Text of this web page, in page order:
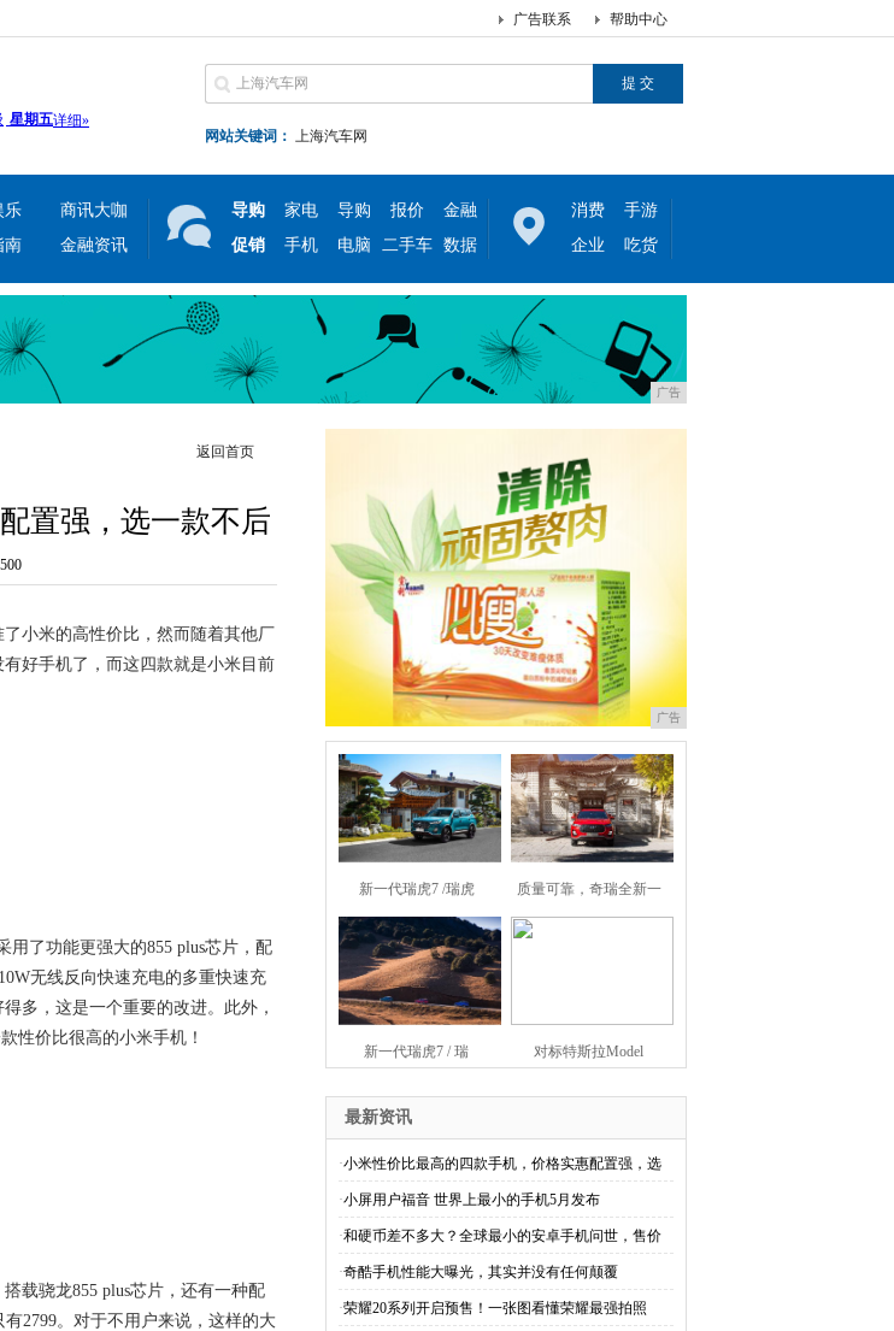
帮助中心
广告联系
网站关键词： 上海汽车网
乐
商讯大咖
南 金融资讯
导购 家电 导购 报价
金融
促销
手机 电脑 二手车 数据
消费
手游
企业
吃货
广告
返回首页
置强，选一款不后
小米的高性价比，然而随着其他厂
好手机了，而这四款就是小米目前
用了功能更强大的855 plus芯片，配
无线反向快速充电的多重快速充
多，这是一个重要的改进。此外，
性价比很高的小米手机！
载骁龙855 plus芯片，还有一种配
2799。对于不用户来说，这样的大
广告
新一代瑞虎7 /瑞虎 质量可靠，奇瑞全新一
新一代瑞虎7 / 瑞 对标特斯拉Model
最新资讯
·小米性价比最高的四款手机，价格实惠配置强，选
·小屏用户福音 世界上最小的手机5月发布
·和硬币差不多大？全球最小的安卓手机问世，售价
·奇酷手机性能大曝光，其实并没有任何颠覆
·荣耀20系列开启预售！一张图看懂荣耀最强拍照